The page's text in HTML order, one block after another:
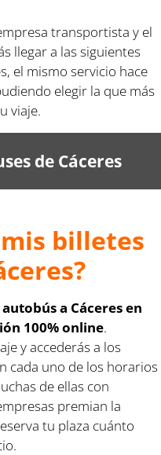
transportista y el
llegar a las siguientes
el mismo servicio hace
elegir la que más
viaje.
de Cáceres
billetes
a Cáceres en
100% online.
y accederás a los
cada uno de los horarios
de ellas con
premian la
tu plaza cuánto